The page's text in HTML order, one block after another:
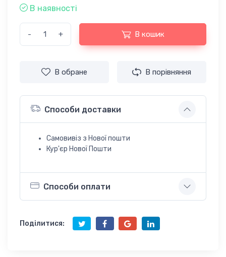
В наявності
- + В кошик
В обране В порівняння
Способи доставки
Самовивіз з Нової пошти
Кур'єр Нової Пошти
Способи оплати
Поділитися: